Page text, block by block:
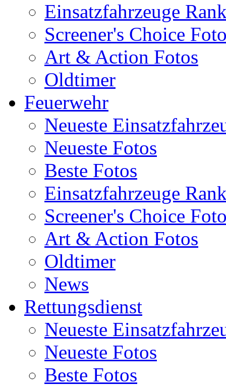
Einsatzfahrzeuge
Screener's Choice
Art & Action Fotos
Oldtimer
Feuerwehr
Neueste
Neueste Fotos
Beste Fotos
Einsatzfahrzeuge
Screener's Choice
Art & Action Fotos
Oldtimer
News
Rettungsdienst
Neueste
Neueste Fotos
Beste Fotos